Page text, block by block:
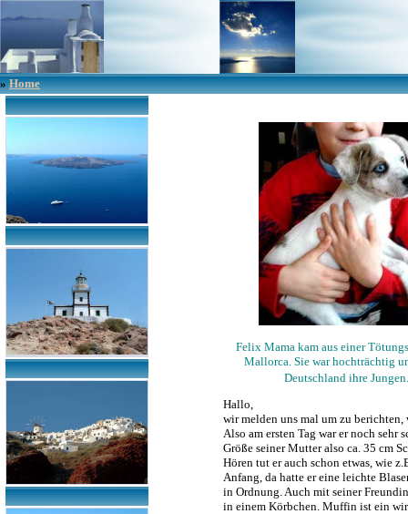
»Home
Felix Mama kam aus einer
Mallorca. Sie war hochträchtig
Deutschland ihre Jungen.
Hallo,
wir melden uns mal um zu
Also am ersten Tag war er noch sehr
Größe seiner Mutter also ca. 35 cm
Hören tut er auch schon etwas, wie
Anfang, da hatte er eine leichte
in Ordnung. Auch mit seiner
in einem Körbchen. Muffin ist ein